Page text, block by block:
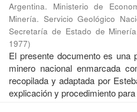
Argentina. Ministerio de
Minería. Servicio Geológico
Secretaría de Estado de
1977)
El presente documento es una
minero nacional enmarcada
recopilada y adaptada por
explicación y procedimiento para